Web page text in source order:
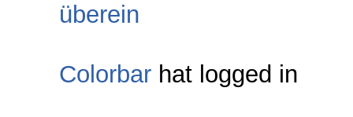
überein
Colorbar hat logged in